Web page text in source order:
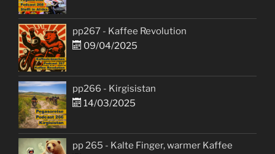
pp267 - Kaffee Revolution
09/04/2025
pp266 - Kirgisistan
14/03/2025
pp 265 - Kalte Finger, warmer Kaffee